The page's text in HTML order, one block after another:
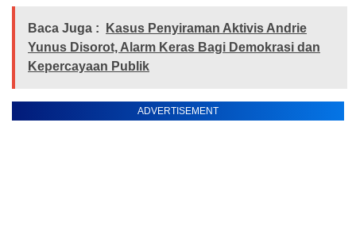
Baca Juga :
Kasus Penyiraman Aktivis Andrie
Yunus Disorot, Alarm Keras Bagi Demokrasi dan
Kepercayaan Publik
ADVERTISEMENT